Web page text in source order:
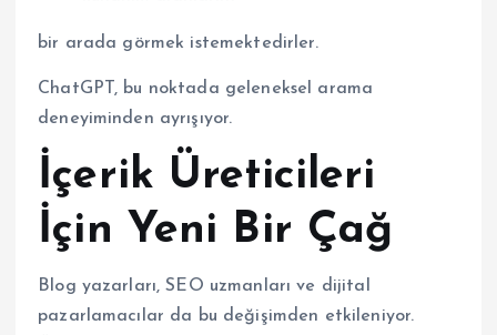
bir arada görmek istemektedirler.
ChatGPT, bu noktada geleneksel arama
deneyiminden ayrışıyor.
İçerik Üreticileri
İçin Yeni Bir Çağ
Blog yazarları, SEO uzmanları ve dijital
pazarlamacılar da bu değişimden etkileniyor.